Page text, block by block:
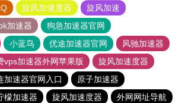
旋风加速度器
旋风加速
加速器
狗急加速器官网
小蓝鸟 优途加速器官网
风驰加速器
vps加速器外网苹果版
旋风加速度器
加速器官网入口
原子加速器
檬加速器 旋风加速度器
外网网址导航